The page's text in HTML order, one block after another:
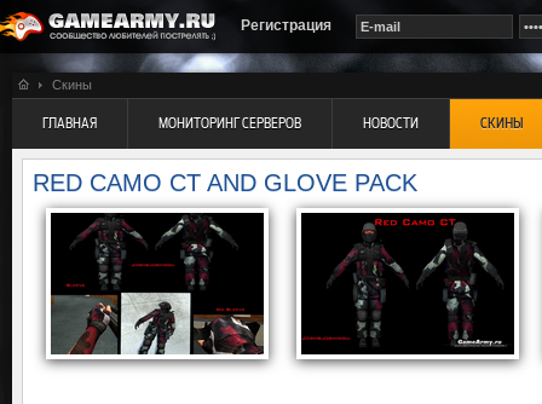
Регистрация
Скины
ГЛАВНАЯ МОНИТОРИНГ СЕРВЕРОВ НОВОСТИ СКИНЫ
RED CAMO CT AND GLOVE PACK